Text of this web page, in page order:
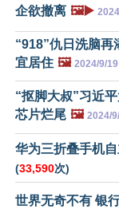
企欲撤离 🖼️▶️
“918”仇日洗脑再
宜居住 🖼️ 2024/9/19
“抠脚大叔”习近
芯片烂尾 🖼️ 2024/
华为三折叠手机
(33,590次)
世界无奇不有 银